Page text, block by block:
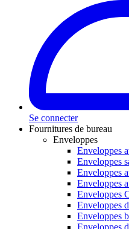
Se connecter
Fournitures de bureau
Enveloppes
Enveloppes
Enveloppes
Enveloppes
Enveloppes
Enveloppes
Enveloppes
Enveloppes